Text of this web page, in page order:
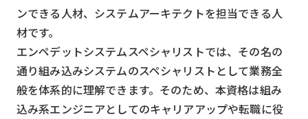
ンできる人材、システムアーキテクトを担当できる人
材です。
エンペデットシステムスペシャリストでは、その名の
通り組み込みシステムのスペシャリストとして業務全
般を体系的に理解できます。そのため、本資格は組み
込み系エンジニアとしてのキャリアアップや転職に役